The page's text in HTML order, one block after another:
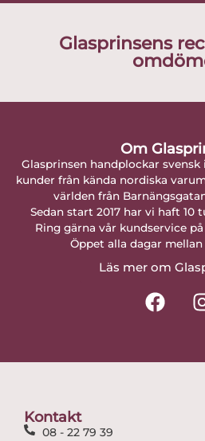
Glasprinsens
Om
Glasprinsen handplockar
kunder från kända nordiska
världen från
Sedan start 2017 har vi haft 10
Ring gärna vår kundservice
Öppet alla dagar mellan
Läs mer om
F
a
Kontakt
08 - 22 79 39